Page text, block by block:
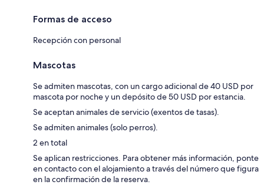
Formas de acceso
Recepción con personal
Mascotas
Se admiten mascotas, con un cargo adicional de 40 USD por
mascota por noche y un depósito de 50 USD por estancia.
Se aceptan animales de servicio (exentos de tasas).
Se admiten animales (solo perros).
2 en total
Se aplican restricciones. Para obtener más información, ponte
en contacto con el alojamiento a través del número que figura
en la confirmación de la reserva.